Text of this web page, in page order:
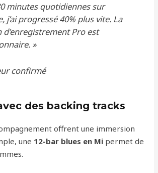
minutes quotidiennes sur
j’ai progressé 40% plus vite. La
d’enregistrement Pro est
»
confirmé
des backing tracks
offrent une immersion
une 12-bar blues en Mi permet de